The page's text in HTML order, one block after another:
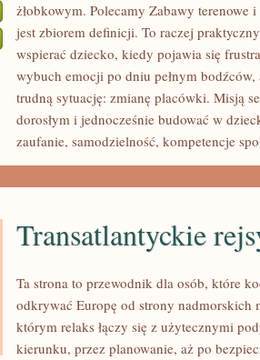
ROZWÓJ
EMOCJONALNO-
SPOŁECZNY
żłobkowym. Polecamy Zabawy terenowe
jest zbiorem definicji. To raczej
wspierać dziecko, kiedy pojawia się
wybuch emocji po dniu pełnym
trudną sytuację: zmianę placówki. Misją
dorosłym i jednocześnie budować w
zaufanie, samodzielność, kompetencje
Transatlantyckie
Ta strona to przewodnik dla osób, które
odkrywać Europę od strony nadmorskich
którym relaks łączy się z użytecznymi
kierunku, przez planowanie, aż po